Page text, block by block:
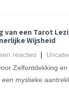
een Tarot
Wijsheid
reacties |
Zelfontdekking
een mystieke